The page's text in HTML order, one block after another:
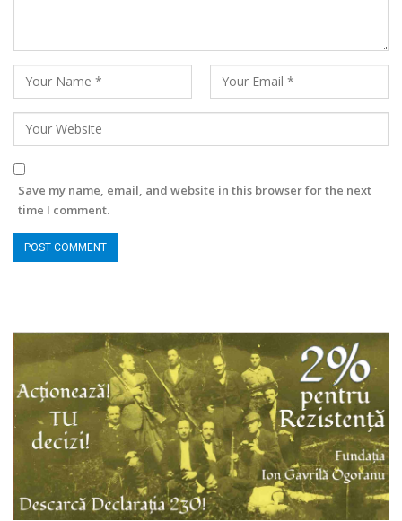
Save my name, email, and website in this browser for the next
time I comment.